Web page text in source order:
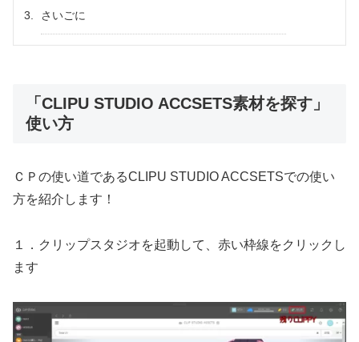
さいごに
「CLIPU STUDIO ACCSETS素材を探す」
使い方
ＣＰの使い道であるCLIPU STUDIO ACCSETSでの使い
方を紹介します！
１．クリップスタジオを起動して、赤い枠線をクリックし
ます